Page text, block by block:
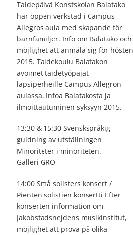
Taidepäivä Konstskolan Balatako
har öppen verkstad i Campus
Allegros aula med skapande för
barnfamiljer. Info om Balatako och
möjlighet att anmäla sig för hösten
2015. Taidekoulu Balatakon
avoimet taidetyöpajat
lapsiperheille Campus Allegron
aulassa. Infoa Balatakosta ja
ilmoittautuminen syksyyn 2015.
13:30 & 15:30 Svenskspråkig
guidning av utställningen
Minoriteter i minoriteten.
Galleri GRO
14:00 Små solisters konsert /
Pienten solistien konsertti Efter
konserten information om
Jakobstadsnejdens musikinstitut,
möjlighet att prova på olika